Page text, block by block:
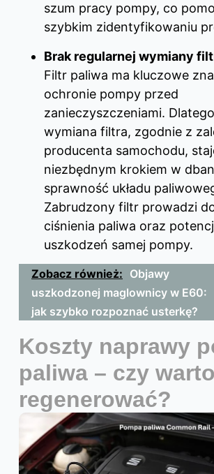
szum pracy pompy, co
szybkim zidentyfikowaniu
Brak regularnej wymiany
Filtr paliwa ma kluczowe
ochronie pompy przed
zanieczyszczeniami.
wymiana filtra, zgodnie z
producenta samochodu,
niezbędnym krokiem w
sprawność układu
Zabrudzony filtr prowadzi
ciśnienia paliwa oraz
uszkodzeń samej pompy.
Zobacz również: Objawy
uszkodzonej maglownicy w E60:
jak szybko rozpoznać usterkę?
Koszty naprawy
paliwa – czy
regenerować?